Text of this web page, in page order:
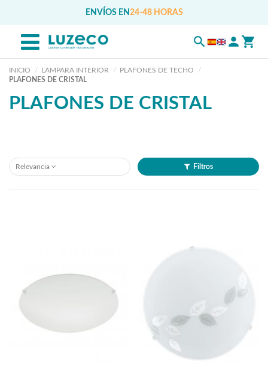
ENVÍOS EN 24-48 HORAS
INICIO LAMPARA INTERIOR
PLAFONES DE TECHO
PLAFONES DE CRISTAL
PLAFONES DE CRISTAL
Relevancia Filtros